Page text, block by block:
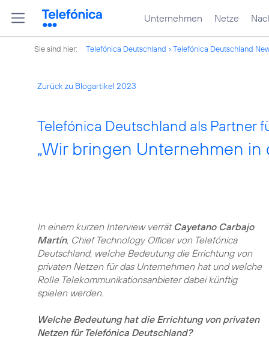
Unternehmen Netze
Sie sind hier: Telefónica Deutschland Telefónica Deutschland
Zurück zu Blogartikel 2023
Telefónica Deutschland als Partner
„Wir bringen Unternehmen in
In einem kurzen Interview verrät Cayetano Carbajo
Martín, Chief Technology Officer von Telefónica
Deutschland, welche Bedeutung die Errichtung von
privaten Netzen für das Unternehmen hat und welche
Rolle Telekommunikationsanbieter dabei künftig
spielen werden.
Welche Bedeutung hat die Errichtung von privaten
Netzen für Telefónica Deutschland?